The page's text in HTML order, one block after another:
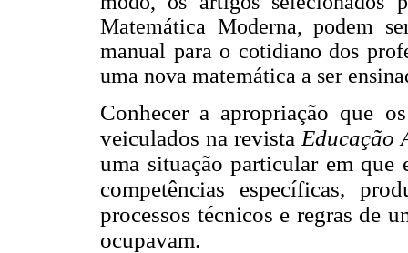
Matemática Moderna, podem
manual para o cotidiano dos
uma nova matemática a ser
Conhecer a apropriação que
veiculados na revista Educação
uma situação particular em que
competências específicas,
processos técnicos e regras de
ocupavam.